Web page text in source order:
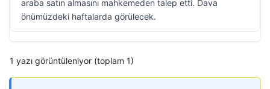
araba satın almasını mahkemeden talep etti. Dava
önümüzdeki haftalarda görülecek.
1 yazı görüntüleniyor (toplam 1)